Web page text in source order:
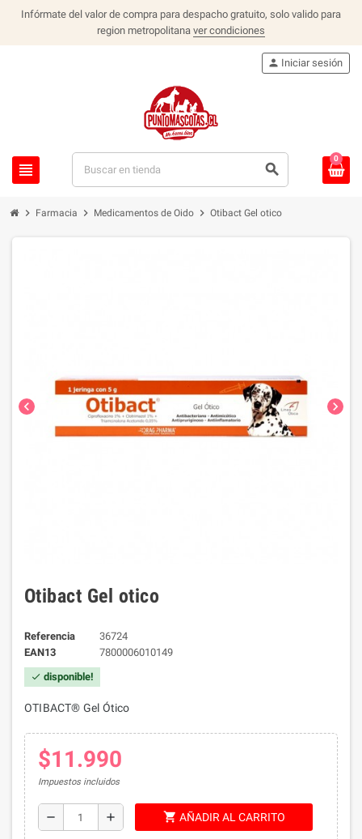
Infórmate del valor de compra para despacho gratuito, solo valido para
region metropolitana ver condiciones
view_headline search
person Iniciar sesión
0
chevron_right Farmacia chevron_right Medicamentos de Oido chevron_right Otibact Gel otico
chevron_left chevron_right
Otibact Gel otico
Referencia
36724
EAN13
7800006010149
check disponible!
OTIBACT® Gel Ótico
$11.990
Impuestos incluidos
remove add shopping_cart AÑADIR AL CARRITO